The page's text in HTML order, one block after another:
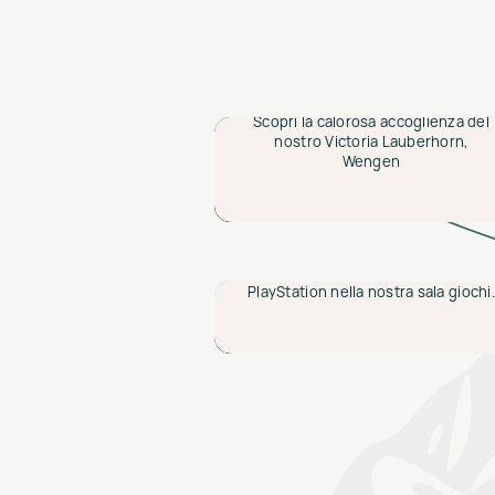
Un arrivo
straordinario
Scopri la calorosa accoglienza del
nostro Victoria Lauberhorn,
Wengen
Spazi meravigliosi
PlayStation nella nostra sala giochi.